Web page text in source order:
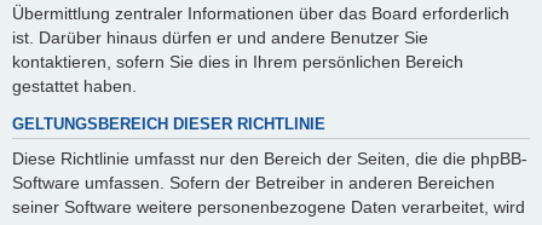
Übermittlung zentraler Informationen über das Board erforderlich
ist. Darüber hinaus dürfen er und andere Benutzer Sie
kontaktieren, sofern Sie dies in Ihrem persönlichen Bereich
gestattet haben.
GELTUNGSBEREICH DIESER RICHTLINIE
Diese Richtlinie umfasst nur den Bereich der Seiten, die die phpBB-
Software umfassen. Sofern der Betreiber in anderen Bereichen
seiner Software weitere personenbezogene Daten verarbeitet, wird